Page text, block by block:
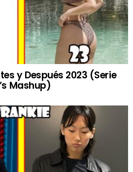
y Después 2023 (Serie
Mashup)